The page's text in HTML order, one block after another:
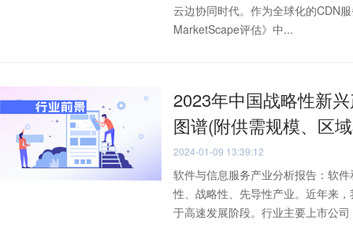
云边协同时代。作为全球化的CDN
MarketScape评估》中...
2023年中国战略性新
图谱(附供需规模、区
2024-01-09 13:39:12
软件与信息服务产业分析报告：软
性、战略性、先导性产业。近年来
于高速发展阶段。行业主要上市公